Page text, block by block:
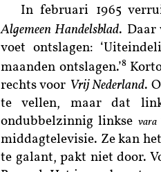
In februari 1965
Algemeen Handelsblad. Daar
voet ontslagen:
maanden ontslagen.’8
rechts voor Vrij Nederland.
te vellen, maar dat
ondubbelzinnig linkse vara
middagtelevisie. Ze kan
te galant, pakt niet door.